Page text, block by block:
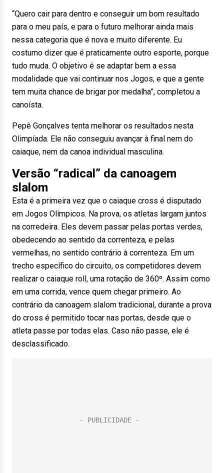
“Quero cair para dentro e conseguir um bom resultado
para o meu país, e para o futuro melhorar ainda mais
nessa categoria que é nova e muito diferente. Eu
costumo dizer que é praticamente outro esporte, porque
tudo muda. O objetivo é se adaptar bem a essa
modalidade que vai continuar nos Jogos, e que a gente
tem muita chance de brigar por medalha”, completou a
canoísta.
Pepê Gonçalves tenta melhorar os resultados nesta
Olimpíada. Ele não conseguiu avançar à final nem do
caiaque, nem da canoa individual masculina.
Versão “radical” da canoagem
slalom
Esta é a primeira vez que o caiaque cross é disputado
em Jogos Olímpicos. Na prova, os atletas largam juntos
na corredeira. Eles devem passar pelas portas verdes,
obedecendo ao sentido da correnteza, e pelas
vermelhas, no sentido contrário à correnteza. Em um
trecho específico do circuito, os competidores devem
realizar o caiaque roll, uma rotação de 360º. Assim como
em uma corrida, vence quem chegar primeiro. Ao
contrário da canoagem slalom tradicional, durante a prova
do cross é permitido tocar nas portas, desde que o
atleta passe por todas elas. Caso não passe, ele é
desclassificado.